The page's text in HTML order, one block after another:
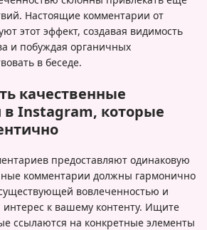
Настоящие комментарии от
этот эффект, создавая видимость
и побуждая органичных
в беседе.
качественные
Instagram, которые
предоставляют одинаковую
комментарии должны гармонично
вовлеченностью и
к вашему контенту. Ищите
ссылаются на конкретные элементы